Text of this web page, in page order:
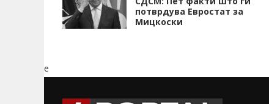
потврдува Евростат за
Мицкоски
e